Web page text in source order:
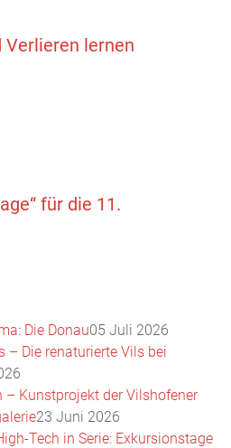
Verlieren lernen
für die 11.
Die Donau05 Juli 2026
– Die renaturierte Vils bei
– Kunstprojekt der Vilshofener
23 Juni 2026
Tech in Serie: Exkursionstage